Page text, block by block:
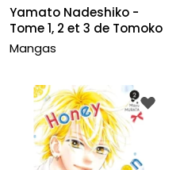
Yamato Nadeshiko -
Tome 1, 2 et 3 de Tomoko
Hayak...
Mangas